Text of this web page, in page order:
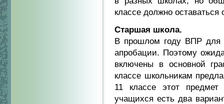
классе должно оставаться
Старшая школа.
В прошлом году ВПР для
апробации. Поэтому
включены в основной
классе школьникам
11 классе этот
учащихся есть два